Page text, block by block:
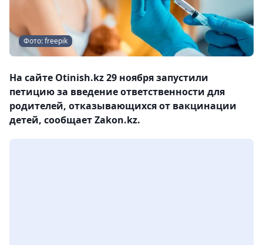
Фото: freepik
На сайте Оtinish.kz 29 ноября запустили
петицию за введение ответственности для
родителей, отказывающихся от вакцинации
детей, сообщает Zakon.kz.